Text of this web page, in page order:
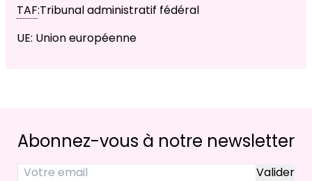
TAF:Tribunal administratif fédéral
UE: Union européenne
Abonnez-vous à notre newsletter